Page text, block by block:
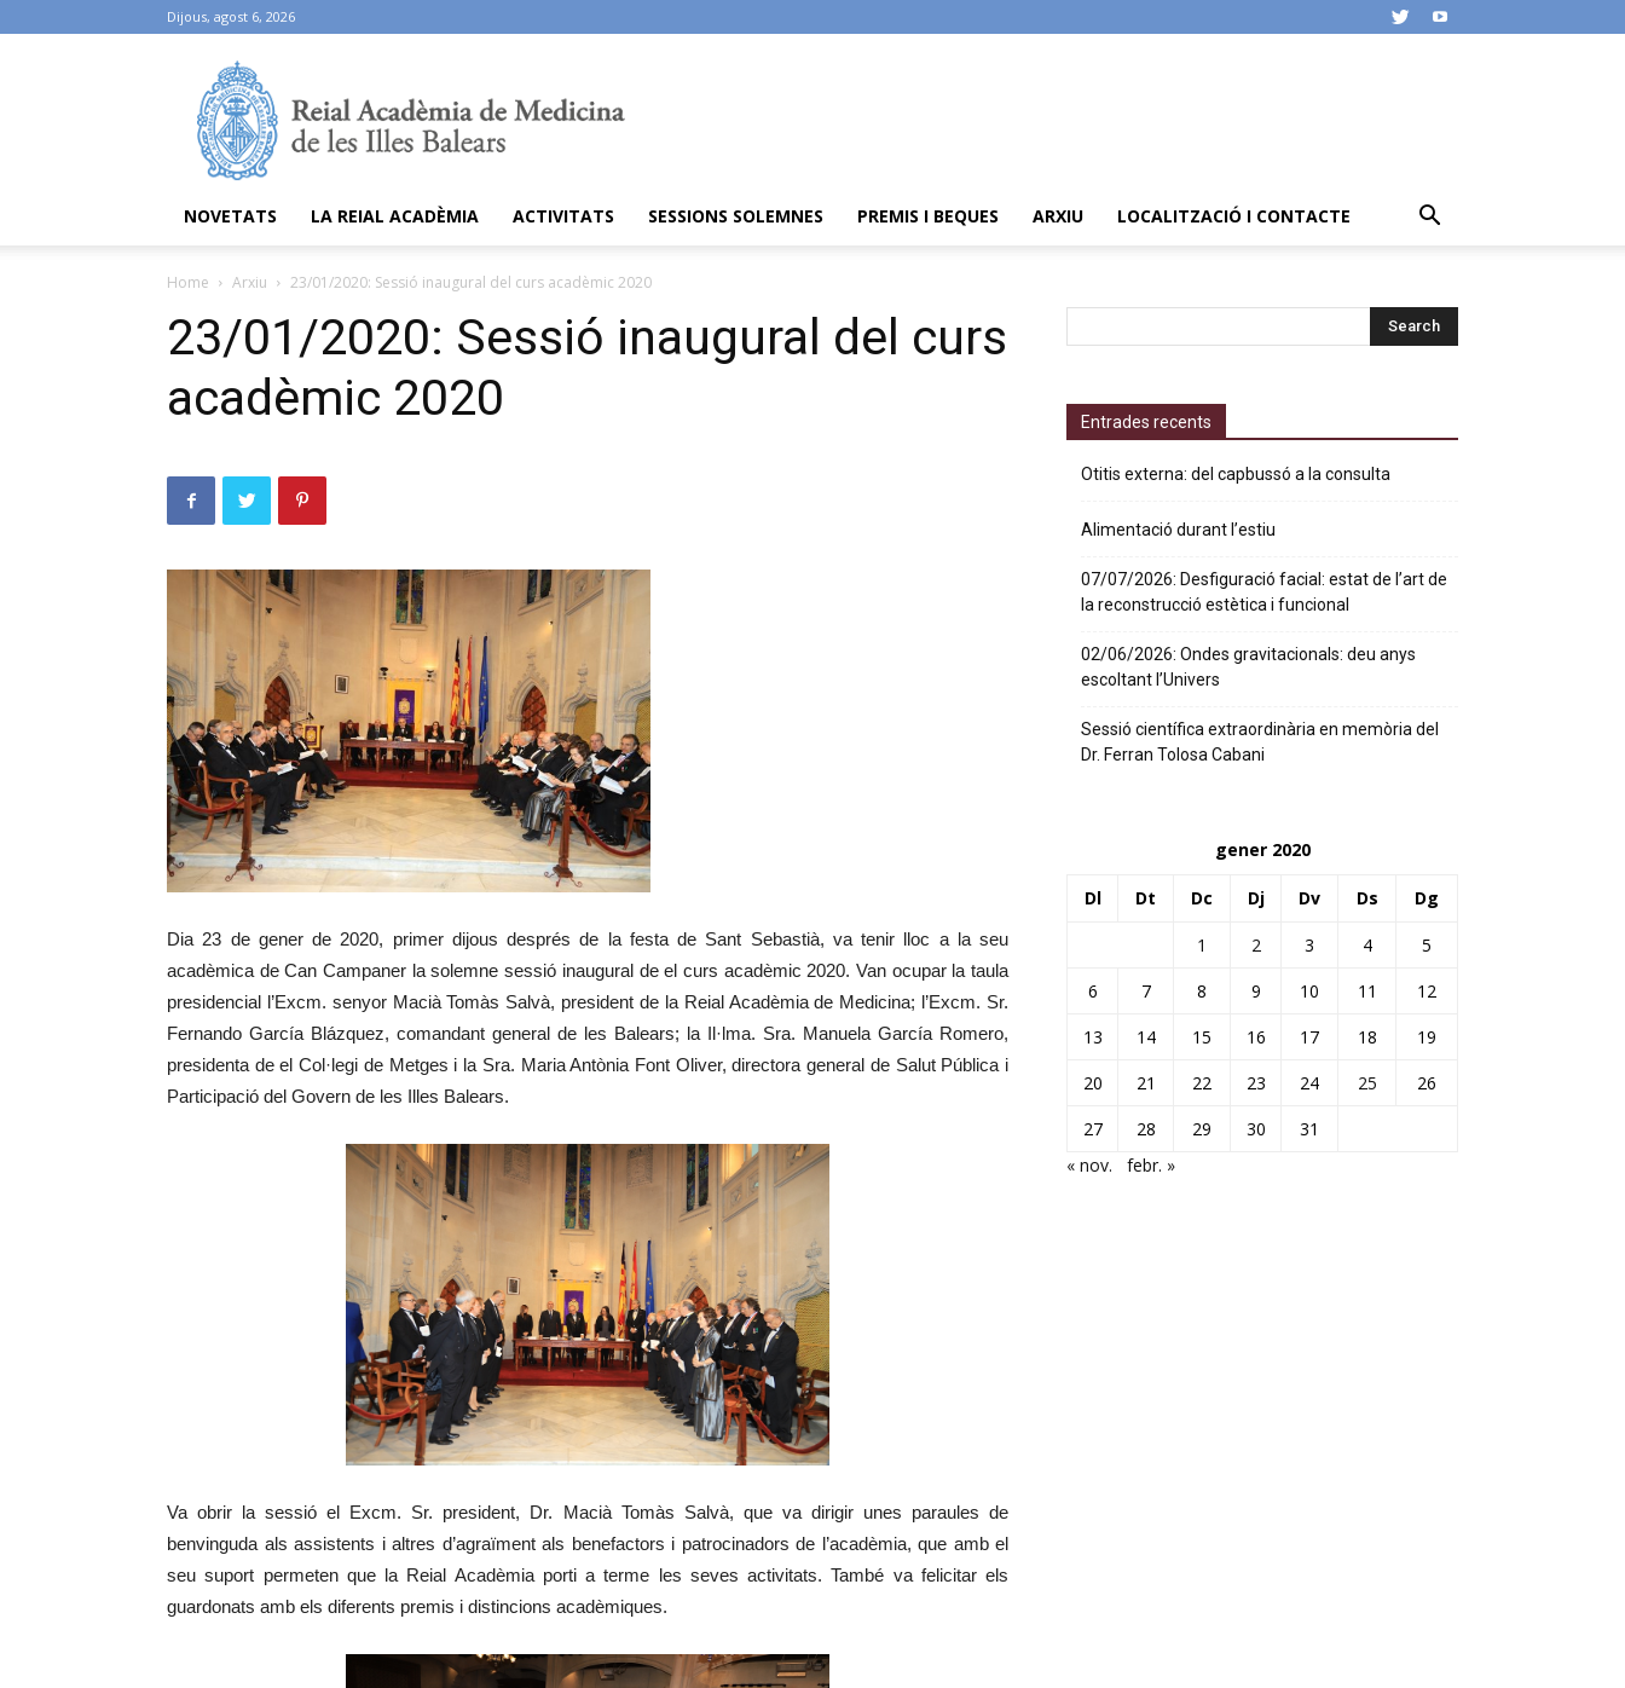
Dijous, agost 6, 2026
NOVETATS LA REIAL ACADÈMIA ACTIVITATS SESSIONS SOLEMNES PREMIS I BEQUES ARXIU LOCALITZACIÓ I CONTACTE
Home Arxiu 23/01/2020: Sessió inaugural del curs acadèmic 2020
23/01/2020: Sessió inaugural del curs
acadèmic 2020
Dia 23 de gener de 2020, primer dijous després de la festa de Sant Sebastià, va tenir lloc a la seu
acadèmica de Can Campaner la solemne sessió inaugural de el curs acadèmic 2020. Van ocupar la taula
presidencial l’Excm. senyor Macià Tomàs Salvà, president de la Reial Acadèmia de Medicina; l’Excm. Sr.
Fernando García Blázquez, comandant general de les Balears; la Il·lma. Sra. Manuela García Romero,
presidenta de el Col·legi de Metges i la Sra. Maria Antònia Font Oliver, directora general de Salut Pública i
Participació del Govern de les Illes Balears.
Va obrir la sessió el Excm. Sr. president, Dr. Macià Tomàs Salvà, que va dirigir unes paraules de
benvinguda als assistents i altres d’agraïment als benefactors i patrocinadors de l’acadèmia, que amb el
seu suport permeten que la Reial Acadèmia porti a terme les seves activitats. També va felicitar els
guardonats amb els diferents premis i distincions acadèmiques.
Entrades recents
Otitis externa: del capbussó a la consulta
Alimentació durant l’estiu
07/07/2026: Desfiguració facial: estat de l’art de
la reconstrucció estètica i funcional
02/06/2026: Ondes gravitacionals: deu anys
escoltant l’Univers
Sessió científica extraordinària en memòria del
Dr. Ferran Tolosa Cabani
gener 2020
Dl Dt Dc Dj Dv Ds Dg
1 2 3 4
5
6
7 8 9 10 11
12
13
14 15 16 17 18
19
20
21 22 23 24 25
26
27
28 29 30
31
« nov.
febr. »